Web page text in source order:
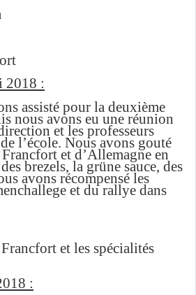
2018 :
assisté pour la deuxième
nous avons eu une réunion
et les professeurs
l’école. Nous avons gouté
et d’Allemagne en
brezels, la grüne sauce, des
avons récompensé les
et du rallye dans
et les spécialités
: